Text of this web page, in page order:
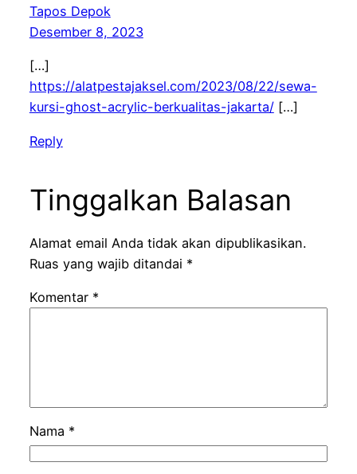
Tapos Depok
Desember 8, 2023
[…]
https://alatpestajaksel.com/2023/08/22/sewa-
kursi-ghost-acrylic-berkualitas-jakarta/[…]
Reply
Tinggalkan Balasan
Alamat email Anda tidak akan dipublikasikan.
Ruas yang wajib ditandai *
Komentar *
Nama *